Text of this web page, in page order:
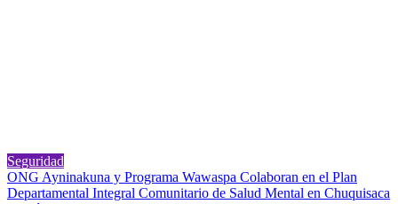
Seguridad
Navegación
ONG Ayninakuna y Programa Wawaspa Colaboran en el Plan
Departamental Integral Comunitario de Salud Mental en Chuquisaca